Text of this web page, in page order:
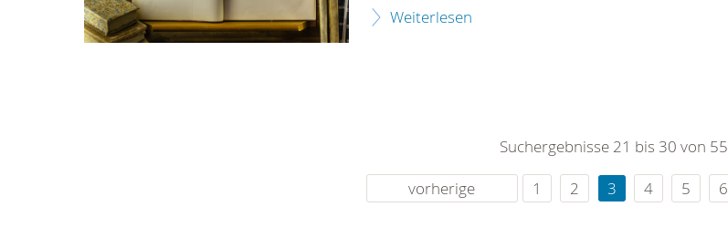
Weiterlesen
Suchergebnisse 21 bis 30 von 55
vorherige
1 2 3 4 5 6